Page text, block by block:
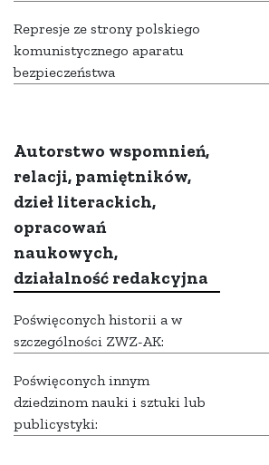
Represje ze strony polskiego
komunistycznego aparatu
bezpieczeństwa
Autorstwo wspomnień,
relacji, pamiętników,
dzieł literackich,
opracowań
naukowych,
działalność redakcyjna
Poświęconych historii a w
szczególności ZWZ-AK:
Poświęconych innym
dziedzinom nauki i sztuki lub
publicystyki: